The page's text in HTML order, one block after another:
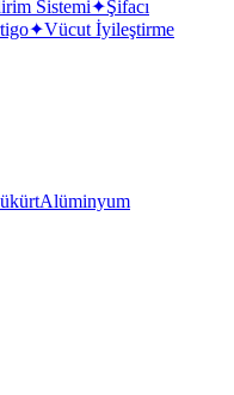
Sistemi✦Şifacı
✦Vücut İyileştirme
Alüminyum